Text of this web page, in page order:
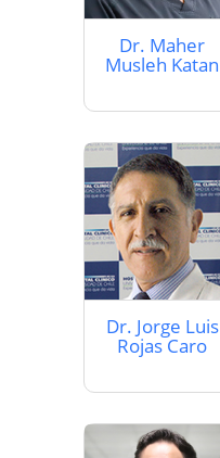
Dr. Maher
Musleh Katan
Dr. Jorge Luis
Rojas Caro